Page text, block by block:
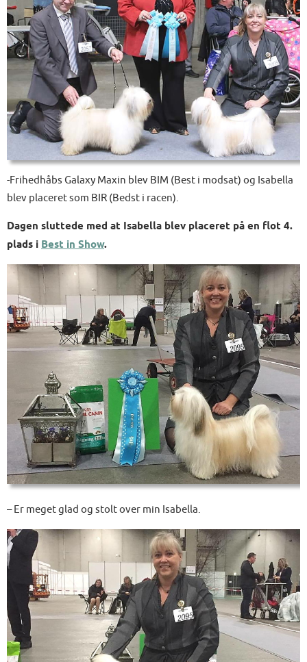
-Frihedhåbs Galaxy Maxin blev BIM (Best i modsat) og Isabella
blev placeret som BIR (Bedst i racen).
Dagen sluttede med at Isabella blev placeret på en flot 4.
plads i Best in Show.
– Er meget glad og stolt over min Isabella.